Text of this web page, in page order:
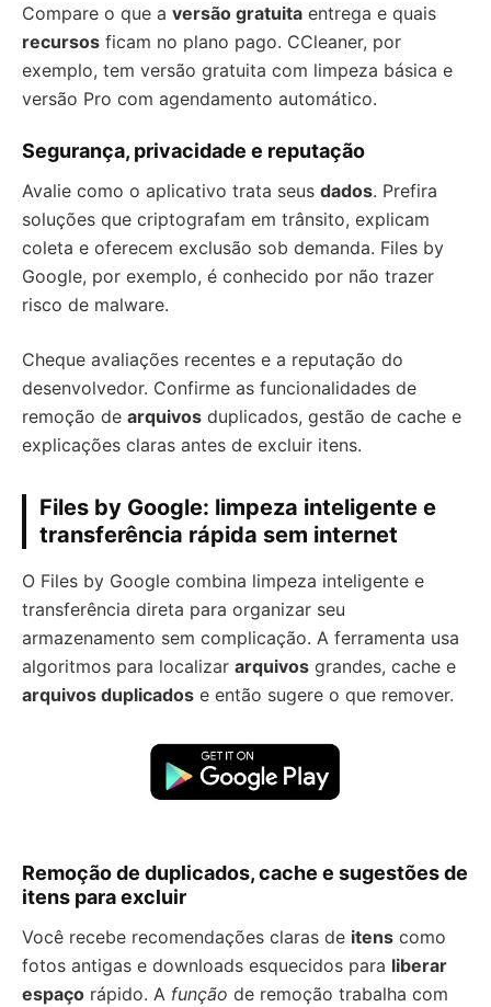
Compare o que a versão gratuita entrega e quais
recursos ficam no plano pago. CCleaner, por
exemplo, tem versão gratuita com limpeza básica e
versão Pro com agendamento automático.
Segurança, privacidade e reputação
Avalie como o aplicativo trata seus dados. Prefira
soluções que criptografam em trânsito, explicam
coleta e oferecem exclusão sob demanda. Files by
Google, por exemplo, é conhecido por não trazer
risco de malware.
Cheque avaliações recentes e a reputação do
desenvolvedor. Confirme as funcionalidades de
remoção de arquivos duplicados, gestão de cache e
explicações claras antes de excluir itens.
Files by Google: limpeza inteligente e
transferência rápida sem internet
O Files by Google combina limpeza inteligente e
transferência direta para organizar seu
armazenamento sem complicação. A ferramenta usa
algoritmos para localizar arquivos grandes, cache e
arquivos duplicados e então sugere o que remover.
Remoção de duplicados, cache e sugestões de
itens para excluir
Você recebe recomendações claras de itens como
fotos antigas e downloads esquecidos para liberar
espaço rápido. A função de remoção trabalha com